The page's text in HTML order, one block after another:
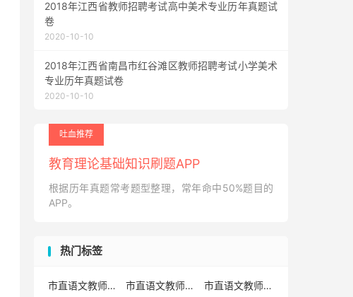
2018年江西省教师招聘考试高中美术专业历年真题试
卷
2020-10-10
2018年江西省南昌市红谷滩区教师招聘考试小学美术
专业历年真题试卷
2020-10-10
吐血推荐
教育理论基础知识刷题APP
根据历年真题常考题型整理，常年命中50%题目的
APP。
热门标签
市直语文教师招聘 市直语文教师招聘考试真题
市直语文教师招聘考试真题卷